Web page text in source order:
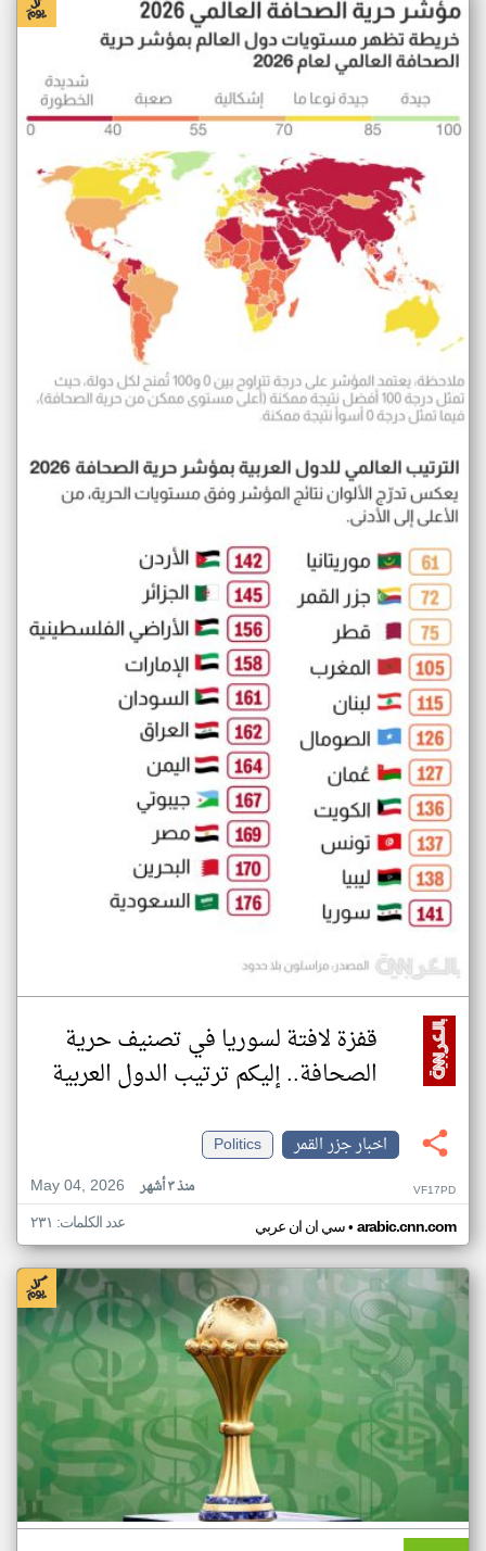
قفزة لافتة لسوريا في تصنيف حرية
الصحافة.. إليكم ترتيب الدول العربية
اخبار جزر القمر
Politics
May 04, 2026
منذ ٣ أشهر VF17PD
سي ان ان عربي• arabic.cnn.com عدد الكلمات: ٢٣١